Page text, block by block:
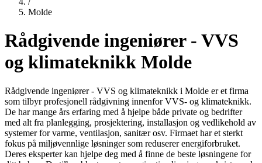
Molde
Rådgivende ingeniører - VVS
og klimateknikk Molde
Rådgivende ingeniører - VVS og klimateknikk i Molde er et firma
som tilbyr profesjonell rådgivning innenfor VVS- og klimateknikk.
De har mange års erfaring med å hjelpe både private og bedrifter
med alt fra planlegging, prosjektering, installasjon og vedlikehold av
systemer for varme, ventilasjon, sanitær osv. Firmaet har et sterkt
fokus på miljøvennlige løsninger som reduserer energiforbruket.
Deres eksperter kan hjelpe deg med å finne de beste løsningene for